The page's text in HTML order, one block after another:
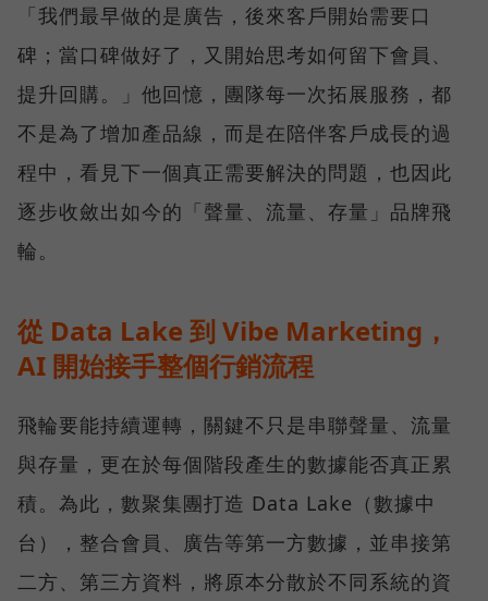
「我們最早做的是廣告，後來客戶開始需要口
碑；當口碑做好了，又開始思考如何留下會員、
提升回購。」他回憶，團隊每一次拓展服務，都
不是為了增加產品線，而是在陪伴客戶成長的過
程中，看見下一個真正需要解決的問題，也因此
逐步收斂出如今的「聲量、流量、存量」品牌飛
輪。
從 Data Lake 到 Vibe Marketing，
AI 開始接手整個行銷流程
飛輪要能持續運轉，關鍵不只是串聯聲量、流量
與存量，更在於每個階段產生的數據能否真正累
積。為此，數聚集團打造 Data Lake（數據中
台），整合會員、廣告等第一方數據，並串接第
二方、第三方資料，將原本分散於不同系統的資